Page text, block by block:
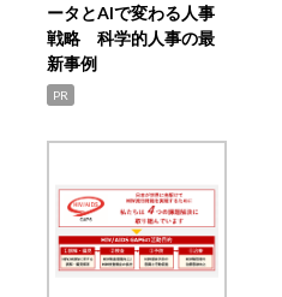
ータとAIで変わる人事
戦略 科学的人事の最
新事例
PR